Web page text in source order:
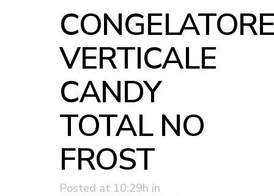
VERTICALE
CANDY
TOTAL NO
FROST
Posted at 10:29h in